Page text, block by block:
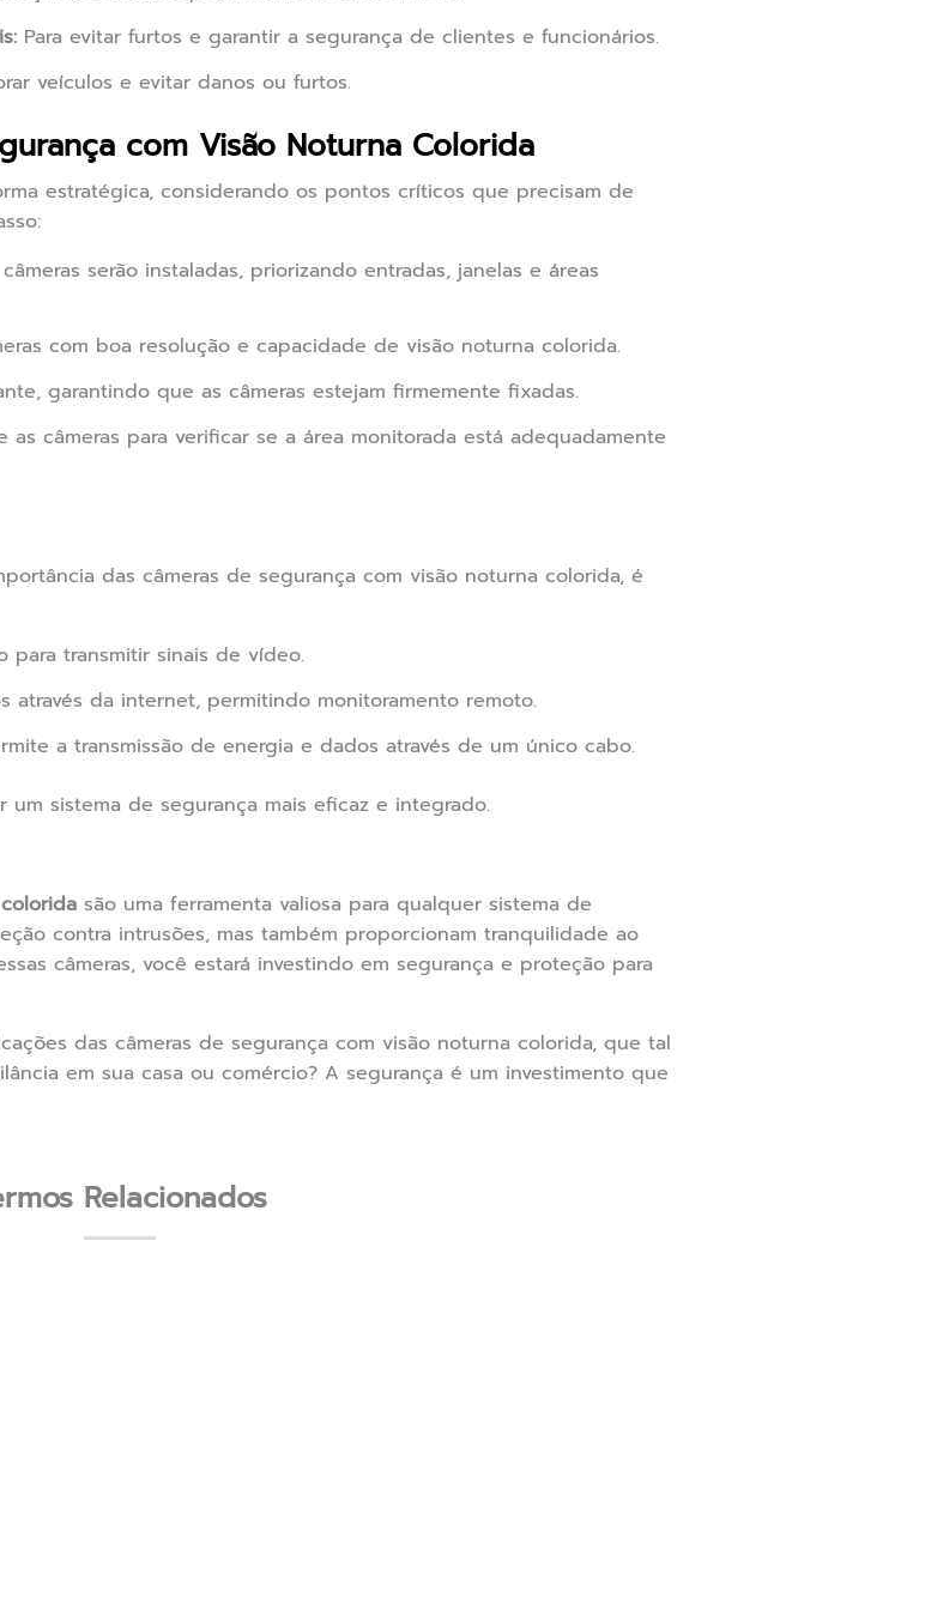
Para evitar furtos e garantir a segurança de clientes e funcionários.
veículos e evitar danos ou furtos.
com Visão Noturna Colorida
estratégica, considerando os pontos críticos que precisam de
serão instaladas, priorizando entradas, janelas e áreas
com boa resolução e capacidade de visão noturna colorida.
garantindo que as câmeras estejam firmemente fixadas.
as câmeras para verificar se a área monitorada está adequadamente
das câmeras de segurança com visão noturna colorida, é
para transmitir sinais de vídeo.
através da internet, permitindo monitoramento remoto.
a transmissão de energia e dados através de um único cabo.
sistema de segurança mais eficaz e integrado.
são uma ferramenta valiosa para qualquer sistema de
contra intrusões, mas também proporcionam tranquilidade ao
câmeras, você estará investindo em segurança e proteção para
das câmeras de segurança com visão noturna colorida, que tal
em sua casa ou comércio? A segurança é um investimento que
Relacionados